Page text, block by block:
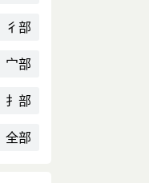
彳部
宀部
扌部
全部